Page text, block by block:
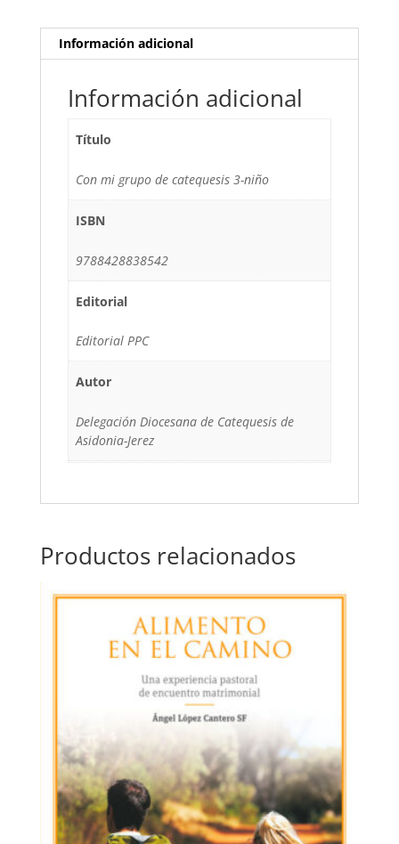
Información adicional
Información adicional
Título
Con mi grupo de catequesis 3-niño
ISBN
9788428838542
Editorial
Editorial PPC
Autor
Delegación Diocesana de Catequesis de
Asidonia-Jerez
Productos relacionados